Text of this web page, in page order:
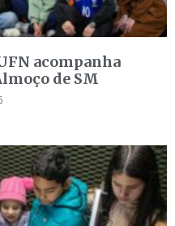
acompanha
de SM